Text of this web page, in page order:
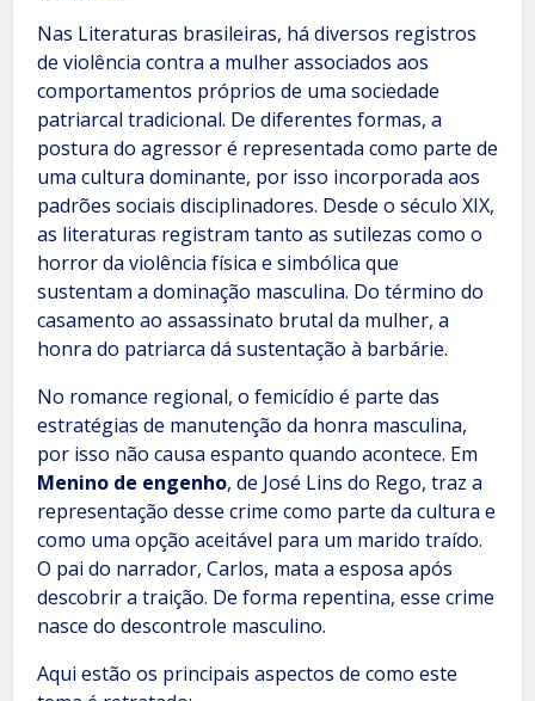
Nas Literaturas brasileiras, há diversos registros
de violência contra a mulher associados aos
comportamentos próprios de uma sociedade
patriarcal tradicional. De diferentes formas, a
postura do agressor é representada como parte de
uma cultura dominante, por isso incorporada aos
padrões sociais disciplinadores. Desde o século XIX,
as literaturas registram tanto as sutilezas como o
horror da violência física e simbólica que
sustentam a dominação masculina. Do término do
casamento ao assassinato brutal da mulher, a
honra do patriarca dá sustentação à barbárie.
No romance regional, o femicídio é parte das
estratégias de manutenção da honra masculina,
por isso não causa espanto quando acontece. Em
Menino de engenho, de José Lins do Rego, traz a
representação desse crime como parte da cultura e
como uma opção aceitável para um marido traído.
O pai do narrador, Carlos, mata a esposa após
descobrir a traição. De forma repentina, esse crime
nasce do descontrole masculino.
Aqui estão os principais aspectos de como este